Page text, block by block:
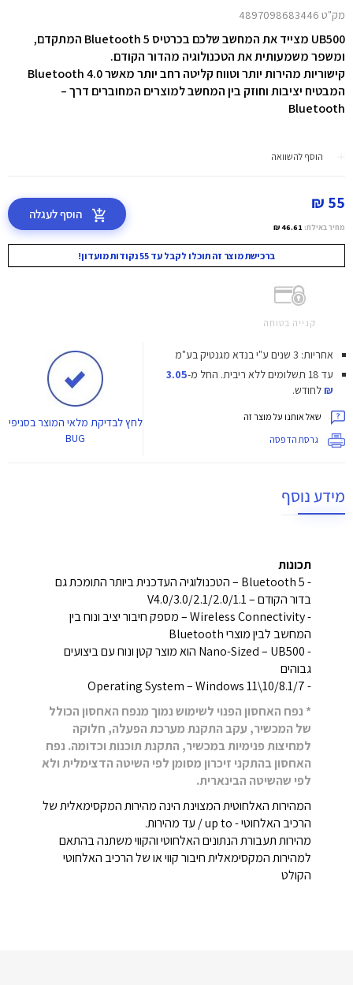
מק"ט 4897098683446
UB500 מצייד את המחשב שלכם בכרטיס Bluetooth 5 המתקדם,
ומשפר משמעותית את הטכנולוגיה מהדור הקודם.
קישוריות מהירות יותר וטווח קליטה רחב יותר מאשר Bluetooth 4.0
המבטיח יציבות וחוזק בין המחשב למוצרים המחוברים דרך –
Bluetooth
הוסף להשוואה
55 ₪
מחיר באילת: 46.61 ₪
הוסף לעגלה
ברכישת מוצר זה תוכלו לקבל עד 55 נקודות מועדון!
קנייה בטוחה
אחריות: 3 שנים ע"י בנדא מגנטיק בע"מ
עד 18 תשלומים ללא ריבית.
החל מ-3.05
₪לחודש.
שאל אותנו על מוצר זה
גרסת הדפסה
לחץלבדיקת מלאי המוצר בסניפי
BUG
מידע נוסף
תכונות
- Bluetooth 5 – הטכנולוגיה העדכנית ביותר התומכת גם
בדור הקודם – V4.0/3.0/2.1/2.0/1.1
- Wireless Connectivity – מספק חיבור יציב ונוח בין
המחשב לבין מוצרי Bluetooth
- Nano-Sized – UB500 הוא מוצר קטן ונוח עם ביצועים
גבוהים
- Operating System – Windows 11\10/8.1/7
* נפח האחסון הפנוי לשימוש נמוך מנפח האחסון הכולל
של המכשיר, עקב התקנת מערכת הפעלה, חלוקה
למחיצות פנימיות במכשיר, התקנת תוכנות וכדומה. נפח
האחסון בהתקני זיכרון מסומן לפי השיטה הדצימלית ולא
לפי שהשיטה הבינארית.
המהירות האלחוטית המצוינת הינה מהירות המקסימאלית של
הרכיב האלחוטי - up to / עד מהירות.
מהירות תעבורת הנתונים האלחוטי והקווי משתנה בהתאם
למהירות המקסימאלית חיבור קווי או של הרכיב האלחוטי
הקולט